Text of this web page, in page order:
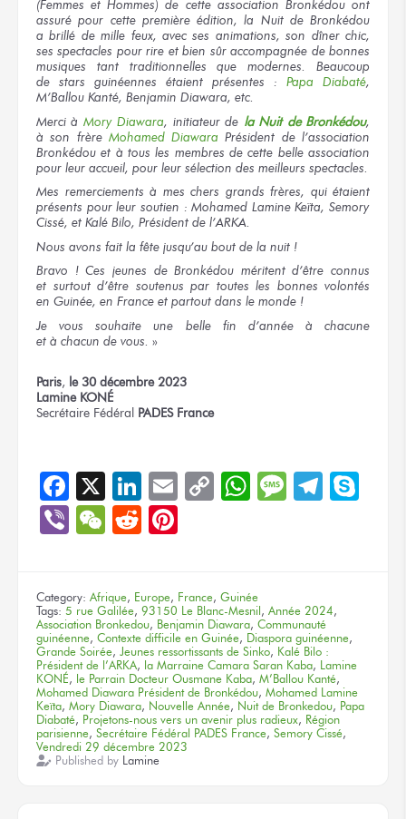
(Femmeset Hommes) de cette association Bronkédou ont
assurépour cette premièreédition,la Nuit de Bronkédou
a brillé de mille feux,avec ses animations, son dînerchic,
ses spectacles pour rire et bien sûraccompagnée de bonnes
musiques tant traditionnelles que modernes.
Beaucoup
de stars guinéennes étaient présentes : Papa Diabaté,
M’Ballou Kanté, Benjamin Diawara, etc.
Mercià MoryDiawara, initiateurde la Nuit de Bronkédou,
à son frère Mohamed Diawara Président de l’association
Bronkédouet à tous les membres de cette belleassociation
pour leur accueil, pour leur sélection des meilleurs spectacles.
Mes remerciements à mes chers grands frères, qui étaient
présents pour leur soutien : Mohamed Lamine Keïta, Semory
Cissé, et Kalé Bilo, Président de l’ARKA.
Nous avons fait la fête jusqu’au bout de la nuit !
Bravo ! Ces jeunes de Bronkédou méritent d’être connus
et surtoutd’être soutenus par toutes les bonnes volontés
en Guinée, en France et partout dans le monde !
Je vous souhaite
une bellefin d’année à chacune
et à chacun de vous. »
Paris, le 30 décembre 2023
Lamine KONÉ
Secrétaire Fédéral PADES France
Facebook
X LinkedIn
EmailCopyWhatsApp
Message
ViberWeChat
Reddit
Category: Afrique, Europe, France, Guinée
Tags: 5 rue Galilée, 93150 Le Blanc-Mesnil , Année 2024,
Association Bronkedou, Benjamin Diawara, Communauté
guinéenne, Contexte difficile en Guinée, Diaspora guinéenne,
Grande Soirée, Jeunes ressortissants de Sinko, Kalé Bilo :
Président de l’ARKA, la Marraine Camara Saran Kaba,
Lamine
KONÉ, le Parrain Docteur Ousmane Kaba, M’Ballou Kanté,
Mohamed Diawara Président de Bronkédou, Mohamed Lamine
Keïta, Mory Diawara, Nouvelle Année, Nuit de Bronkedou, Papa
Diabaté, Projetons-nous vers un avenir plus radieux, Région
parisienne, Secrétaire Fédéral PADES France, Semory Cissé,
Vendredi 29 décembre 2023
Published by
Lamine